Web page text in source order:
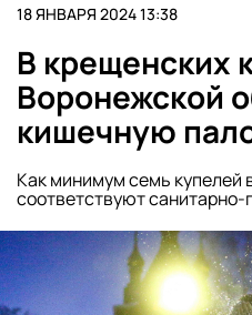
18 ЯНВАРЯ 2024 13:38
В крещенских
Воронежской
кишечную
Как минимум семь купелей
соответствуют